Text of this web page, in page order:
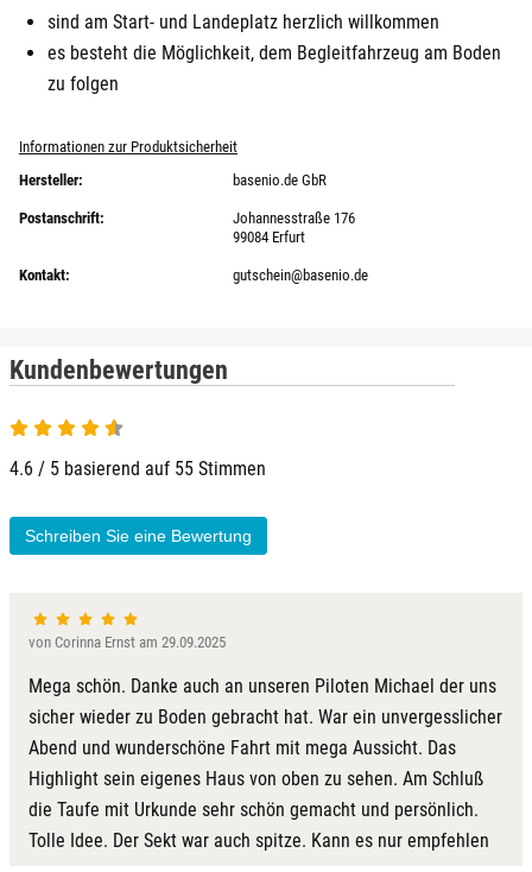
sind am Start- und Landeplatz herzlich willkommen
es besteht die Möglichkeit, dem Begleitfahrzeug am Boden
zu folgen
Informationen zur Produktsicherheit
Hersteller:
basenio.de GbR
Postanschrift:
Johannesstraße 176
99084 Erfurt
Kontakt: gutschein@basenio.de
Kundenbewertungen
4.6 / 5 basierend auf 55 Stimmen
Schreiben Sie eine Bewertung
von Corinna Ernst am 29.09.2025
Mega schön. Danke auch an unseren Piloten Michael der uns
sicher wieder zu Boden gebracht hat. War ein unvergesslicher
Abend und wunderschöne Fahrt mit mega Aussicht. Das
Highlight sein eigenes Haus von oben zu sehen. Am Schluß
die Taufe mit Urkunde sehr schön gemacht und persönlich.
Tolle Idee. Der Sekt war auch spitze. Kann es nur empfehlen
Herzogenaurach
Herzogtum Lauenburg
Jena
Jerichower Land
Karlsruhe
Kassel
Kempten
Kerken
Kiel